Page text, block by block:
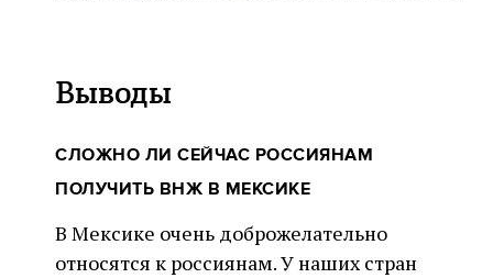
Выводы
СЛОЖНО ЛИ СЕЙЧАС РОССИЯНАМ
ПОЛУЧИТЬ ВНЖ В МЕКСИКЕ
В Мексике очень доброжелательно
относятся к россиянам. У наших стран